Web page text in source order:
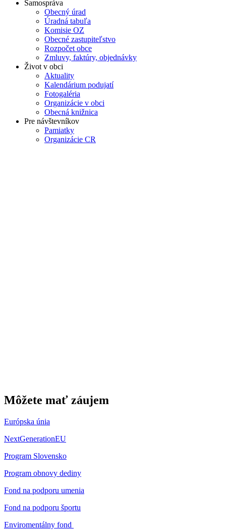
Samospráva
Obecný úrad
Úradná tabuľa
Komisie OZ
Obecné zastupiteľstvo
Rozpočet obce
Zmluvy, faktúry, objednávky
Život v obci
Aktuality
Kalendárium podujatí
Fotogaléria
Organizácie v obci
Obecná knižnica
Pre návštevníkov
Pamiatky
Organizácie CR
Môžete mať záujem
Európska únia
NextGenerationEU
Program Slovensko
Program obnovy dediny
Fond na podporu umenia
Fond na podporu športu
Enviromentálny fond